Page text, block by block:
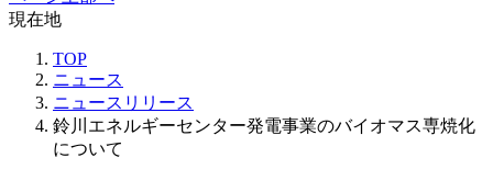
現在地
TOP
ニュース
ニュースリリース
鈴川エネルギーセンター発電事業のバイオマス専焼化
について